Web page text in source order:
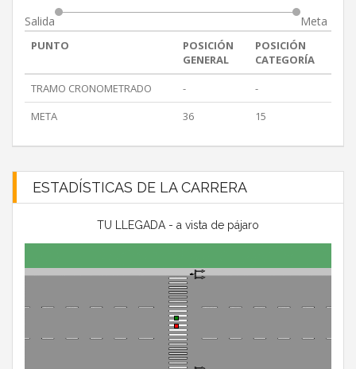
Salida Meta
PUNTO
POSICIÓN
GENERAL
POSICIÓN
CATEGORÍA
TRAMO CRONOMETRADO
-
-
META
36 15
ESTADÍSTICAS DE LA CARRERA
TU LLEGADA - a vista de pájaro